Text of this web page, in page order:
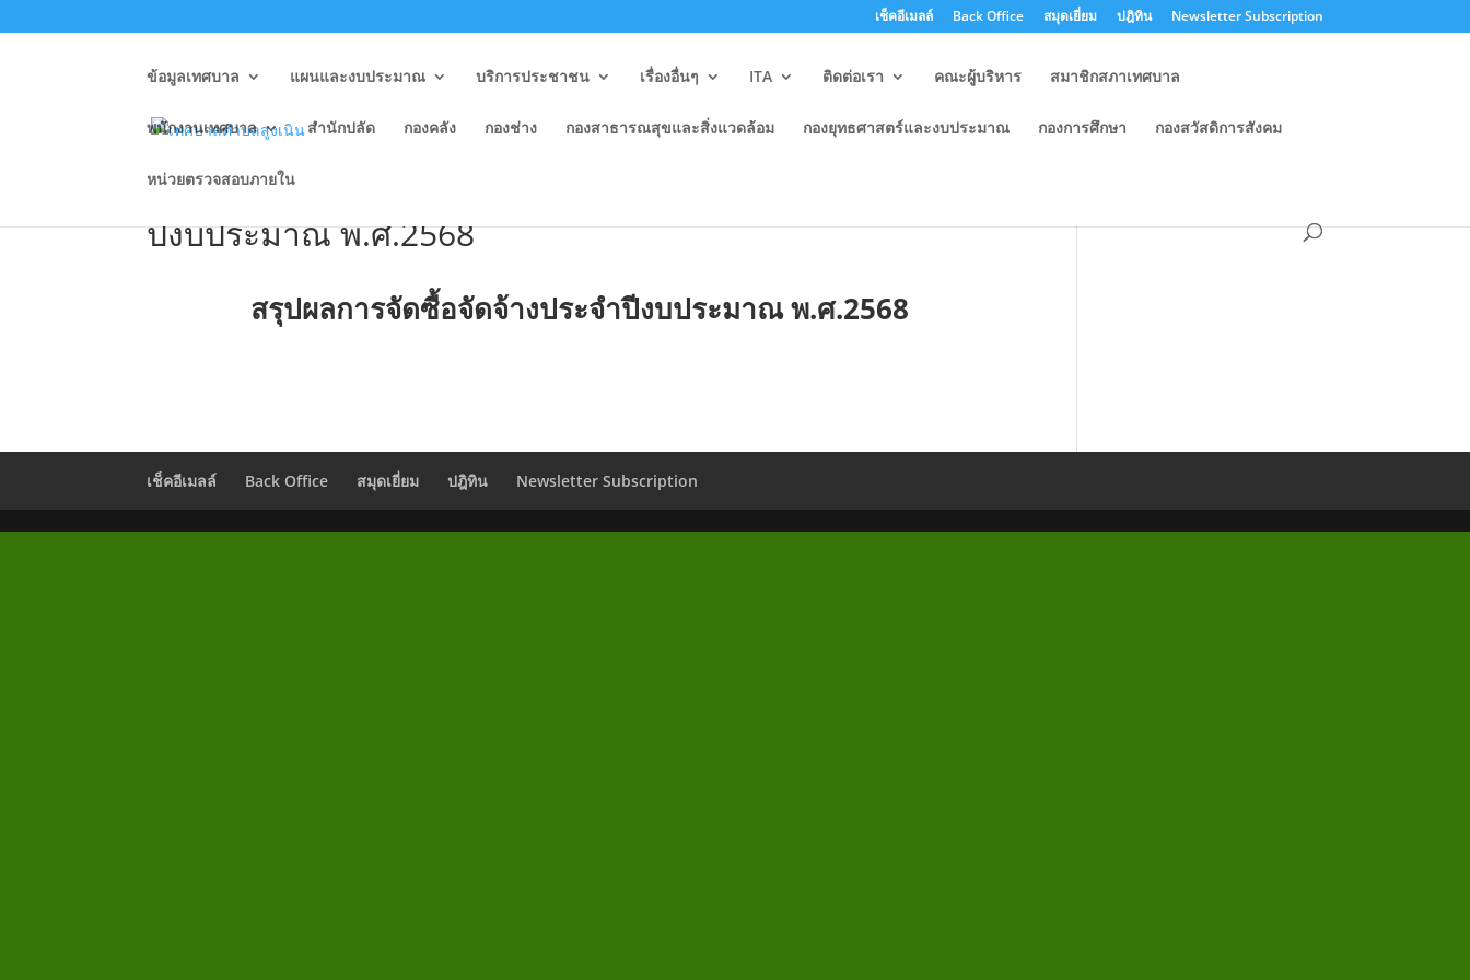
เช็คอีเมลล์ Back Office สมุดเยี่ยม ปฎิทิน Newsletter Subscription
ข้อมูลเทศบาล แผนและงบประมาณ บริการประชาชน เรื่องอื่นๆ ITA ติดต่อเรา คณะผู้บริหาร สมาชิกสภาเทศบาล
พนักงานเทศบาล สำนักปลัด กองคลัง กองช่าง กองสาธารณสุขและสิ่งแวดล้อม กองยุทธศาสตร์และงบประมาณ กองการศึกษา กองสวัสดิการสังคม
หน่วยตรวจสอบภายใน
ปีงบประมาณ พ.ศ.2568
สรุปผลการจัดซื้อจัดจ้างประจำปีงบประมาณ พ.ศ.2568
เช็คอีเมลล์ Back Office สมุดเยี่ยม ปฎิทิน Newsletter Subscription